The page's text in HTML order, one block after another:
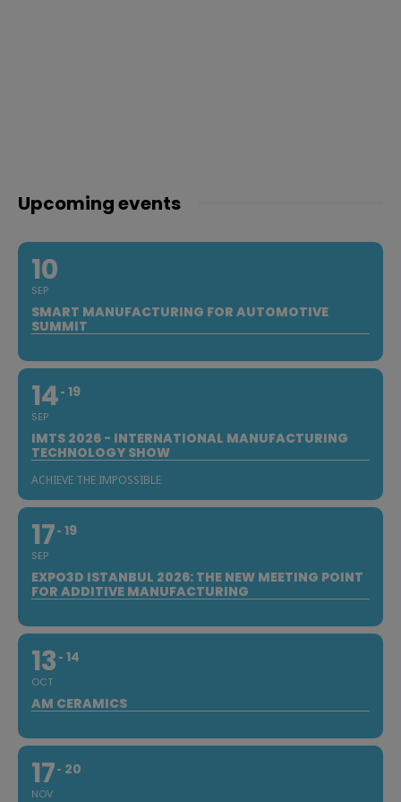
Upcoming events
10
SEP
SMART MANUFACTURING FOR AUTOMOTIVE
SUMMIT
14
SEP
19
IMTS 2026 - INTERNATIONAL MANUFACTURING
TECHNOLOGY SHOW
ACHIEVE THE IMPOSSIBLE
17
SEP
19
EXPO3D ISTANBUL 2026: THE NEW MEETING POINT
FOR ADDITIVE MANUFACTURING
13
OCT
14
AM CERAMICS
17
NOV
20